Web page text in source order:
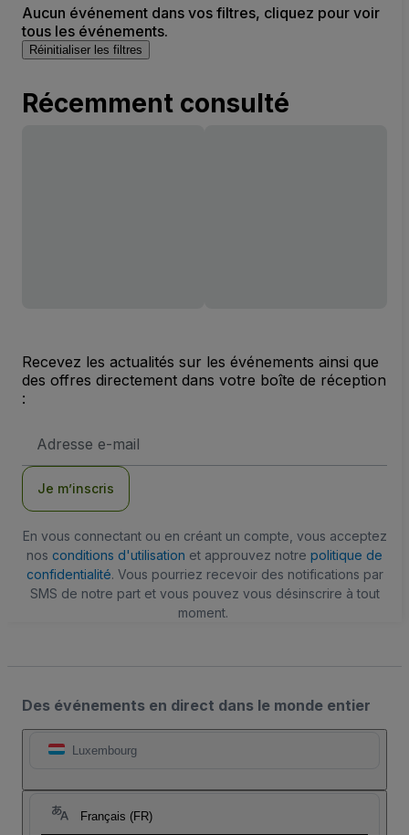
Aucun événement dans vos filtres, cliquez pour voir
tous les événements.
Réinitialiser les filtres
Récemment consulté
Recevez les actualités sur les événements ainsi que
des offres directement dans votre boîte de réception
:
e-
Je m’inscris
En vous connectant ou en créant un compte, vous acceptez
nos conditions d'utilisation et approuvez notre politique de
confidentialité. Vous pourriez recevoir des notifications par
SMS de notre part et vous pouvez vous désinscrire à tout
moment.
Des événements en direct dans le monde entier
Luxembourg
Français (FR)